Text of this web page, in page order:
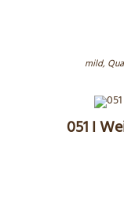
mild,
051 I